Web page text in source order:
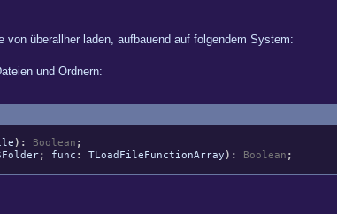
überallher laden, aufbauend auf folgendem System:
und Ordnern:
) : Boolean ;
; func : TLoadFileFunctionArray ) : Boolean ;